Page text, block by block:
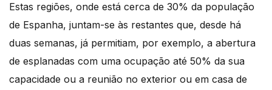
Estas regiões, onde está cerca de 30% da população
de Espanha, juntam-se às restantes que, desde há
duas semanas, já permitiam, por exemplo, a abertura
de esplanadas com uma ocupação até 50% da sua
capacidade ou a reunião no exterior ou em casa de